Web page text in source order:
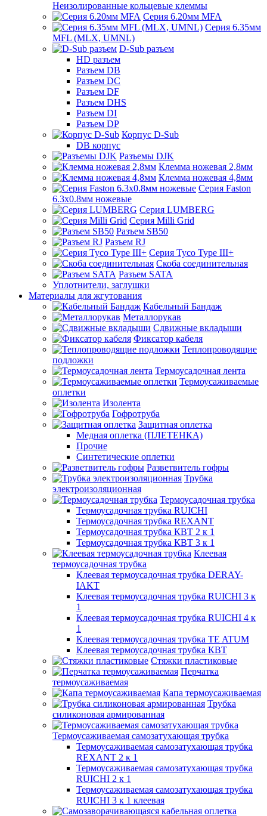
Неизолированные кольцевые клеммы
Серия 6.20мм MFA
Серия 6.35мм
MFL (MLX, UMNL)
D-Sub разъем
HD разъем
Разъем DB
Разъем DC
Разъем DF
Разъем DHS
Разъем DI
Разъем DP
Корпус D-Sub
DB корпус
Разъемы DJK
Клемма ножевая 2,8мм
Клемма ножевая 4,8мм
Серия Faston
6.3х0.8мм ножевые
Серия LUMBERG
Серия Milli Grid
Разъем SB50
Разъем RJ
Серия Tyco Type III+
Скоба соединительная
Разъем SATA
Уплотнители, заглушки
Материалы для жгутования
Кабельный Бандаж
Металлорукав
Сдвижные вкладыши
Фиксатор кабеля
Теплопроводящие
подложки
Термоусадочная лента
Термоусаживаемые
оплетки
Изолента
Гофротруба
Защитная оплетка
Медная оплетка (ПЛЕТЕНКА)
Прочие
Синтетические оплетки
Разветвитель гофры
Трубка
электроизоляционная
Термоусадочная трубка
Термоусадочная трубка RUICHI
Термоусадочная трубка REXANT
Термоусадочная трубка КВТ 2 к 1
Термоусадочная трубка КВТ 3 к 1
Клеевая
термоусадочная трубка
Клеевая термоусадочная трубка DERAY-
IAKT
Клеевая термоусадочная трубка RUICHI 3 к
1
Клеевая термоусадочная трубка RUICHI 4 к
1
Клеевая термоусадочная трубка TE ATUM
Клеевая термоусадочная трубка КВТ
Стяжки пластиковые
Перчатка
термоусаживаемая
Капа термоусаживаемая
Трубка
силиконовая армированная
Термоусаживаемая самозатухающая трубка
Термоусаживаемая самозатухающая трубка
REXANT 2 к 1
Термоусаживаемая самозатухающая трубка
RUICHI 2 к 1
Термоусаживаемая самозатухающая трубка
RUICHI 3 к 1 клеевая